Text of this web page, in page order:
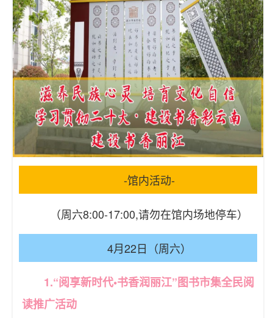
-馆内活动-
（周六8:00-17:00,请勿在馆内场地停车）
4月22日（周六）
1.“阅享新时代•书香润丽江”图书市集全民阅
读推广活动